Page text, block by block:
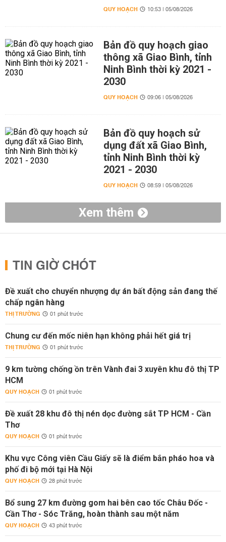
QUY HOẠCH 10:53 | 05/08/2026
Bản đồ quy hoạch giao
thông xã Giao Bình, tỉnh
Ninh Bình thời kỳ 2021 -
2030
QUY HOẠCH 09:06 | 05/08/2026
Bản đồ quy hoạch sử
dụng đất xã Giao Bình,
tỉnh Ninh Bình thời kỳ
2021 - 2030
QUY HOẠCH 08:59 | 05/08/2026
Xem thêm
TIN GIỜ CHÓT
Đề xuất cho chuyển nhượng dự án bất động sản đang thế
chấp ngân hàng
THỊ TRƯỜNG 01 phút trước
Chung cư đến mốc niên hạn không phải hết giá trị
THỊ TRƯỜNG 01 phút trước
9 km tường chống ồn trên Vành đai 3 xuyên khu đô thị TP
HCM
QUY HOẠCH 01 phút trước
Đề xuất 28 khu đô thị nén dọc đường sắt TP HCM - Cần
Thơ
QUY HOẠCH 01 phút trước
Khu vực Công viên Cầu Giấy sẽ là điểm bắn pháo hoa và
phố đi bộ mới tại Hà Nội
QUY HOẠCH 28 phút trước
Bổ sung 27 km đường gom hai bên cao tốc Châu Đốc -
Cần Thơ - Sóc Trăng, hoàn thành sau một năm
QUY HOẠCH 43 phút trước